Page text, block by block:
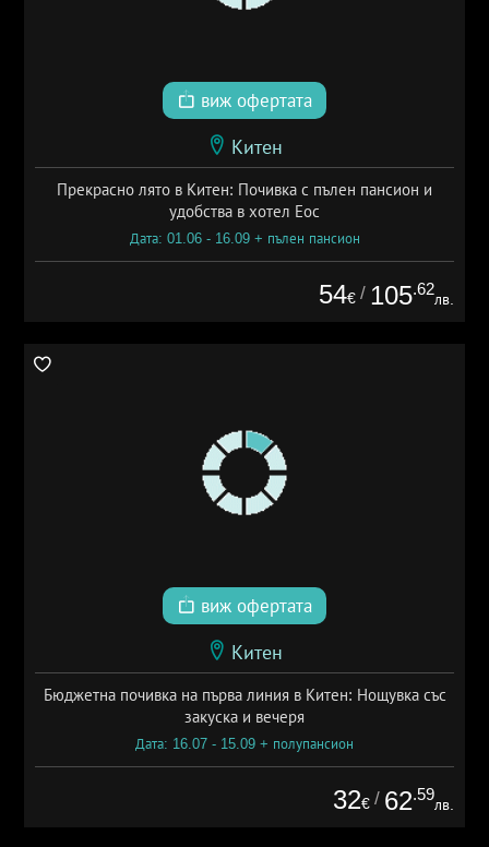
виж офертата
Китен
Прекрасно лято в Китен: Почивка с пълен пансион и
удобства в хотел Еос
Дата: 01.06 - 16.09 + пълен пансион
54€ / 105.62
лв.
виж офертата
Китен
Бюджетна почивка на първа линия в Китен: Нощувка със
закуска и вечеря
Дата: 16.07 - 15.09 + полупансион
32€ / 62.59
лв.